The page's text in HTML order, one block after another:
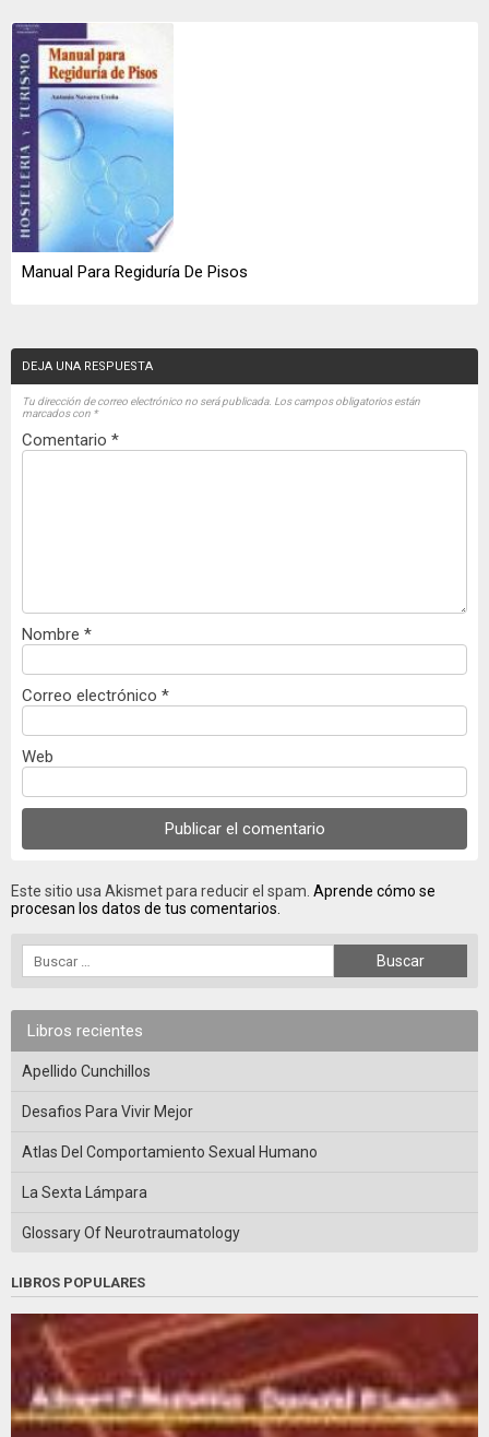
Manual Para Regiduría De Pisos
DEJA UNA RESPUESTA
Tu dirección de correo electrónico no será publicada. Los campos obligatorios están
marcados con *
Comentario *
Nombre *
Correo electrónico *
Web
Este sitio usa Akismet para reducir el spam. Aprende cómo se
procesan los datos de tus comentarios.
Libros recientes
Apellido Cunchillos
Desafios Para Vivir Mejor
Atlas Del Comportamiento Sexual Humano
La Sexta Lámpara
Glossary Of Neurotraumatology
LIBROS POPULARES